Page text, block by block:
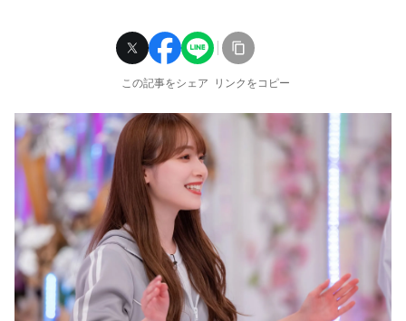
この記事をシェア リンクをコピー